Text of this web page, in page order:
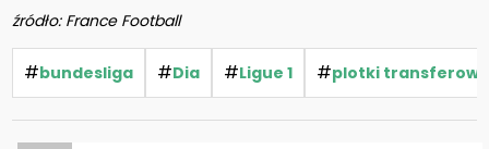
źródło: France Football
#bundesliga #Dia #Ligue 1 #plotki